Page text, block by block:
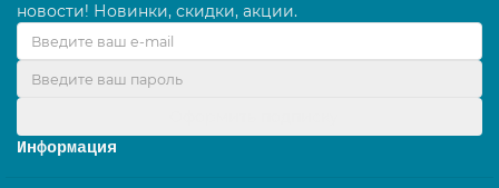
новости! Новинки, скидки, акции.
Информация